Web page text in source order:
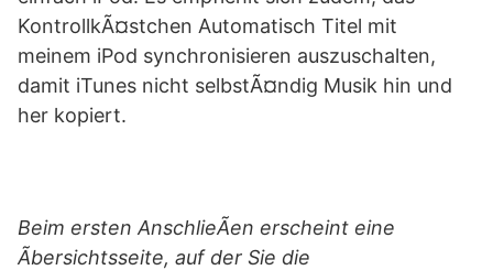
KontrollkÃ¤stchen Automatisch Titel mit
meinem iPod synchronisieren auszuschalten,
damit iTunes nicht selbstÃ¤ndig Musik hin und
her kopiert.
Beim ersten AnschlieÃen erscheint eine
Ãbersichtsseite, auf der Sie die